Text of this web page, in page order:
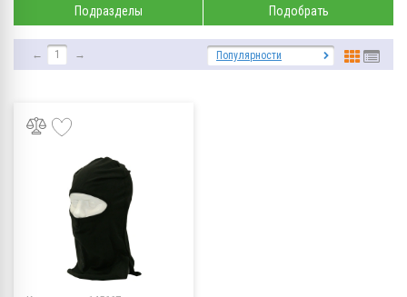
Подразделы Подобрать
← 1 → Популярности